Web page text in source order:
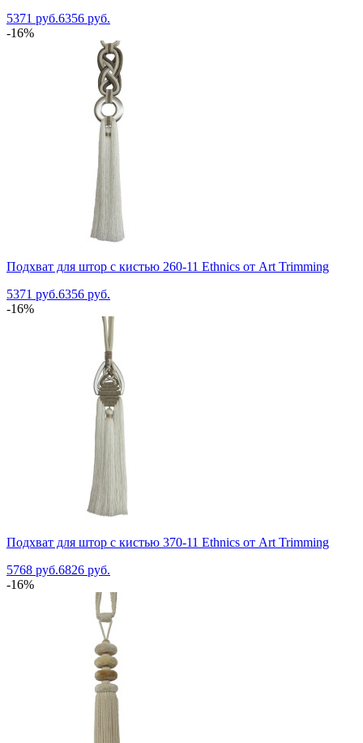
5371 руб.6356 руб.
-16%
Подхват для штор с кистью 260-11 Ethnics от Art Trimming
5371 руб.6356 руб.
-16%
Подхват для штор с кистью 370-11 Ethnics от Art Trimming
5768 руб.6826 руб.
-16%